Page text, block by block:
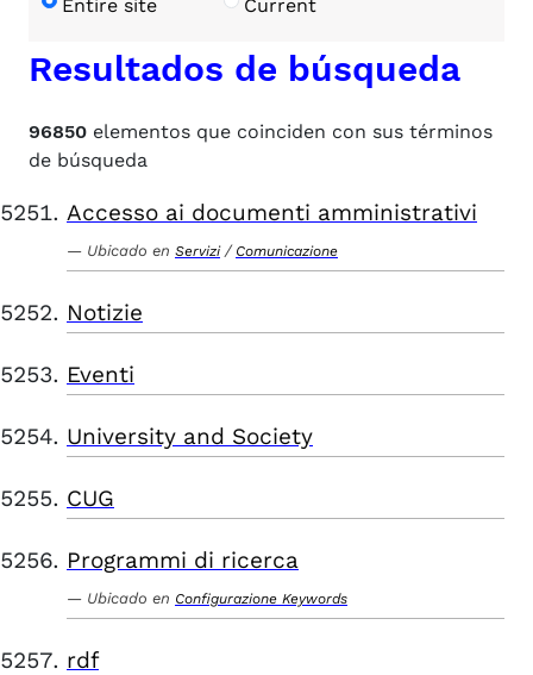
Entire site Current
Resultados de búsqueda
96850 elementos que coinciden con sus términos
de búsqueda
Accesso ai documenti amministrativi
Ubicado en Servizi / Comunicazione
Notizie
Eventi
University and Society
CUG
Programmi di ricerca
Ubicado en Configurazione Keywords
rdf